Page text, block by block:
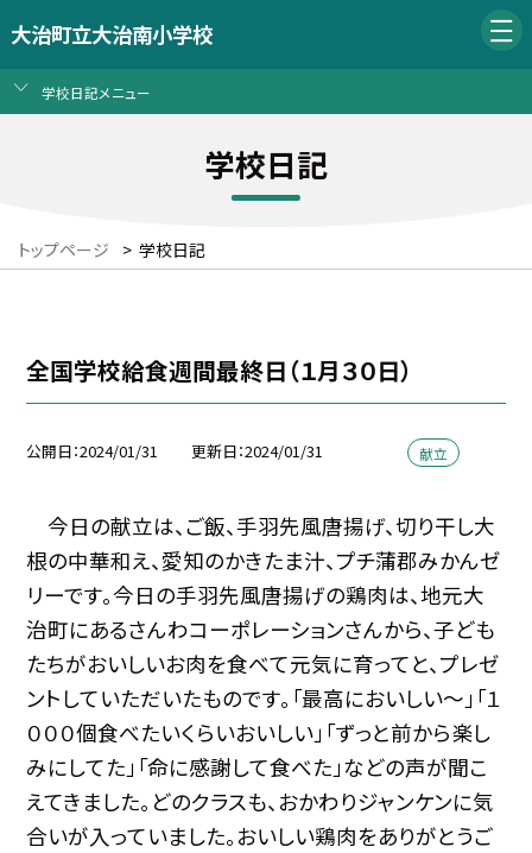
大治町立大治南小学校
学校日記メニュー
学校日記
トップページ > 学校日記
全国学校給食週間最終日（１月３０日）
公開日 2024/01/31 更新日 2024/01/31 献立
今日の献立は、ご飯、手羽先風唐揚げ、切り干し大
根の中華和え、愛知のかきたま汁、プチ蒲郡みかんゼ
リーです。今日の手羽先風唐揚げの鶏肉は、地元大
治町にあるさんわコーポレーションさんから、子ども
たちがおいしいお肉を食べて元気に育ってと、プレゼ
ントしていただいたものです。「最高においしい〜」「１
０００個食べたいくらいおいしい」「ずっと前から楽し
みにしてた」「命に感謝して食べた」などの声が聞こ
えてきました。どのクラスも、おかわりジャンケンに気
合いが入っていました。おいしい鶏肉をありがとうご